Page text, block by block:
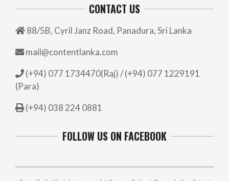
CONTACT US
88/5B, Cyril Janz Road, Panadura, Sri Lanka
mail@contentlanka.com
(+94) 077 1734470(Raj) / (+94) 077 1229191
(Para)
(+94) 038 224 0881
FOLLOW US ON FACEBOOK